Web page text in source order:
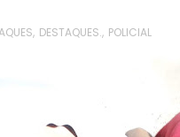
, DESTAQUES., POLICIAL